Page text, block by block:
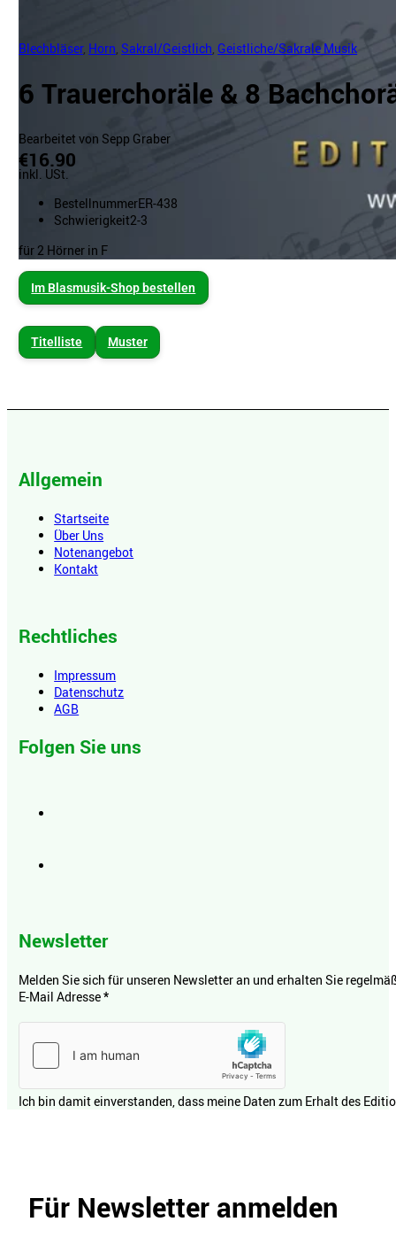
Blechbläser, Horn ,Sakral/Geistlich ,Geistliche/Sakrale Musik
6 Trauerchoräle & 8
Bearbeitet von Sepp Graber
€16.90
inkl. USt.
BestellnummerER-438
Schwierigkeit2-3
für 2 Hörner in F
Im Blasmusik-Shop bestellen
Titelliste Muster
Allgemein
Startseite
Über Uns
Notenangebot
Kontakt
Rechtliches
Impressum
Datenschutz
AGB
Folgen Sie uns
Newsletter
Melden Sie sich für unseren Newsletter an und erhalten Sie
E-Mail Adresse*
Ich bin damit einverstanden, dass meine Daten zum Erhalt des
Für Newsletter anmelden